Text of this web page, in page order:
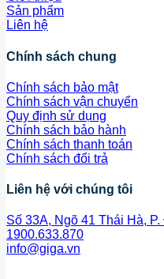
Sản phẩm
Liên hệ
Chính sách chung
Chính sách bảo mật
Chính sách vận chuyển
Quy định sử dụng
Chính sách bảo hành
Chính sách thanh toán
Chính sách đổi trả
Liên hệ với chúng tôi
Số 33A, Ngõ 41 Thái Hà,
1900.633.870
info@giga.vn